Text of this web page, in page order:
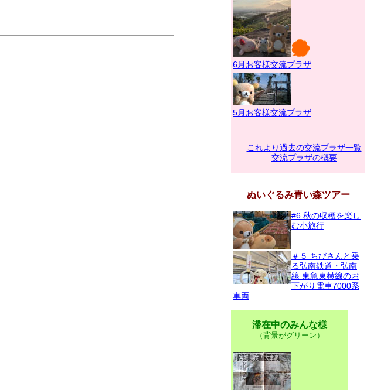
6月お客様交流プラザ
5月お客様交流プラザ
これより過去の交流プラザ一覧
交流プラザの概要
ぬいぐるみ青い森ツアー
#6 秋の収穫を楽し
む小旅行
＃５ ちびさんと乗
る弘南鉄道・弘南
線 東急東横線のお
下がり電車7000系
車両
滞在中のみんな様
（背景がグリーン）